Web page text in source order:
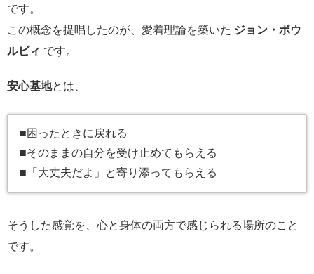
です。
この概念を提唱したのが、愛着理論を築いた ジョン・ボウ
ルビィ です。
安心基地とは、
■困ったときに戻れる
■そのままの自分を受け止めてもらえる
■「大丈夫だよ」と寄り添ってもらえる
そうした感覚を、心と身体の両方で感じられる場所のこと
です。